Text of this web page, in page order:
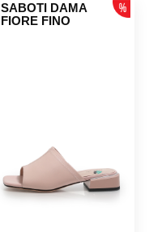
SABOTI DAMA
FIORE FINO